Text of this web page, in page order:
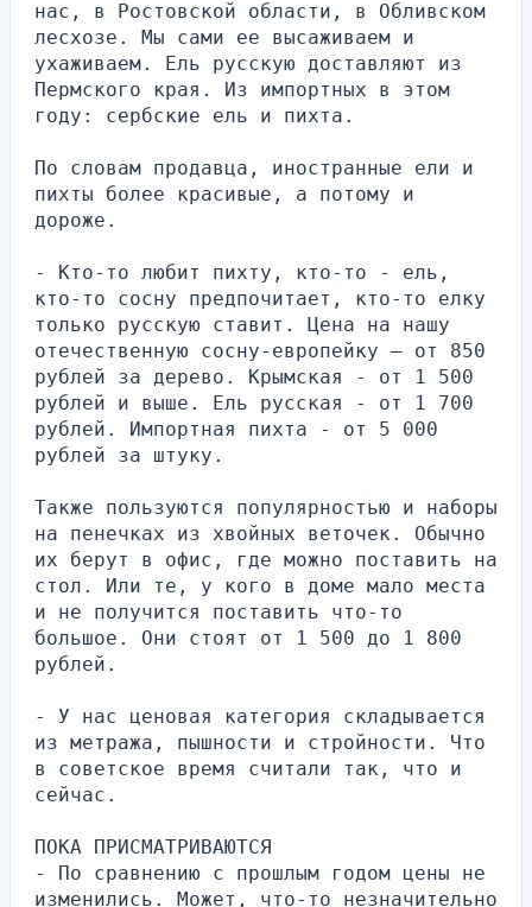
нас, в Ростовской области, в Обливском
лесхозе. Мы сами ее высаживаем и
ухаживаем. Ель русскую доставляют из
Пермского края. Из импортных в этом
году: сербские ель и пихта.
По словам продавца, иностранные ели и
пихты более красивые, а потому и
дороже.
- Кто-то любит пихту, кто-то - ель,
кто-то сосну предпочитает, кто-то елку
только русскую ставит. Цена на нашу
отечественную сосну-европейку — от 850
рублей за дерево. Крымская - от 1 500
рублей и выше. Ель русская - от 1 700
рублей. Импортная пихта - от 5 000
рублей за штуку.
Также пользуются популярностью и наборы
на пенечках из хвойных веточек. Обычно
их берут в офис, где можно поставить на
стол. Или те, у кого в доме мало места
и не получится поставить что-то
большое. Они стоят от 1 500 до 1 800
рублей.
- У нас ценовая категория складывается
из метража, пышности и стройности. Что
в советское время считали так, что и
сейчас.
ПОКА ПРИСМАТРИВАЮТСЯ
- По сравнению с прошлым годом цены не
изменились. Может, что-то незначительно